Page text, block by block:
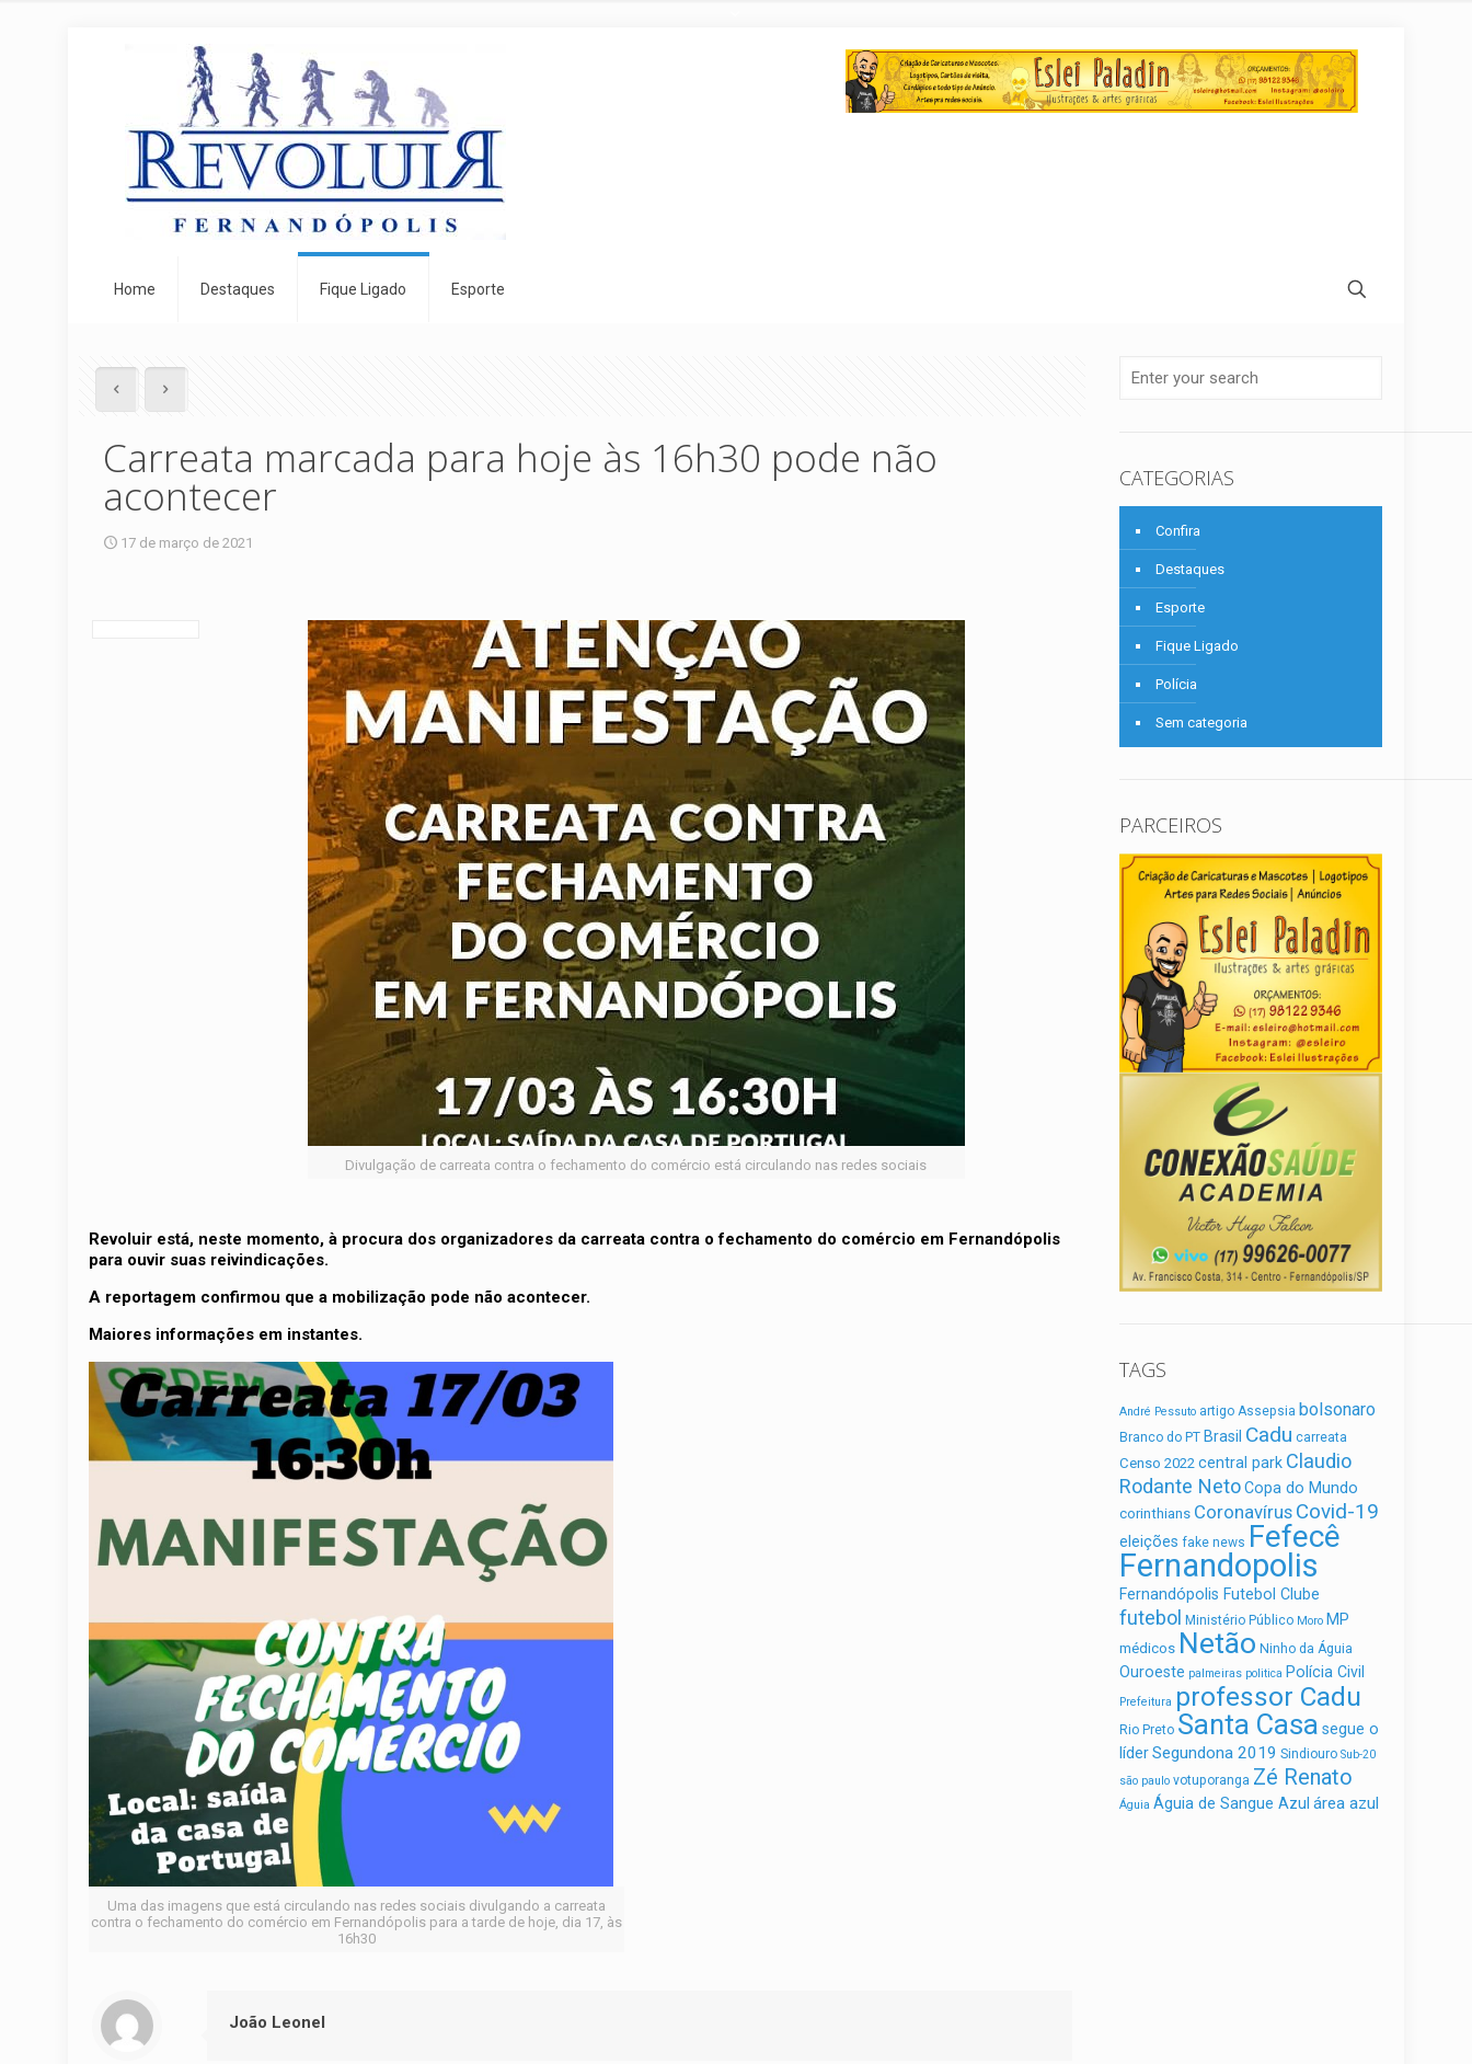
Home Destaques Fique Ligado Esporte
Carreata marcada para hoje às 16h30 pode não
acontecer
17 de março de 2021
Divulgação de carreata contra o fechamento do comércio está circulando nas redes sociais
Revoluir está, neste momento, à procura dos organizadores da carreata contra o fechamento do comércio em Fernandópolis
para ouvir suas reivindicações.
A reportagem confirmou que a mobilização pode não acontecer.
Maiores informações em instantes.
Uma das imagens que está circulando nas redes sociais divulgando a carreata
contra o fechamento do comércio em Fernandópolis para a tarde de hoje, dia 17, às
16h30
João Leonel
CATEGORIAS
Confira
Destaques
Esporte
Fique Ligado
Polícia
Sem categoria
PARCEIROS
TAGS
André Pessuto artigo Assepsia bolsonaro
Branco do PT Brasil Cadu carreata
Censo 2022 central park Claudio
Rodante Neto Copa do Mundo
corinthians Coronavírus Covid-19
eleições fake news Fefecê
Fernandopolis
Fernandópolis Futebol Clube
futebol Ministério Público Moro MP
médicos Netão Ninho da Águia
Ouroeste palmeiras politica Polícia Civil
Prefeitura professor Cadu
Rio Preto Santa Casa segue o
líder Segundona 2019 Sindiouro Sub-20
são paulo votuporanga Zé Renato
Águia Águia de Sangue Azul área azul